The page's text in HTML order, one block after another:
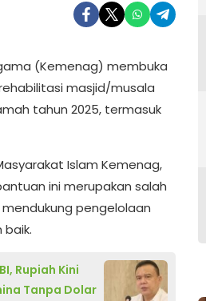
(Kemenag) membuka
masjid/musala
tahun 2025, termasuk
Islam Kemenag,
ini merupakan salah
pengelolaan
baik.
Rupiah Kini
Tanpa Dolar